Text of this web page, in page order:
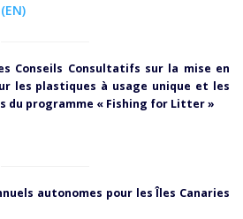
Conseils Consultatifs sur la mise en
les plastiques à usage unique et les
du programme « Fishing for Litter »
autonomes pour les Îles Canaries